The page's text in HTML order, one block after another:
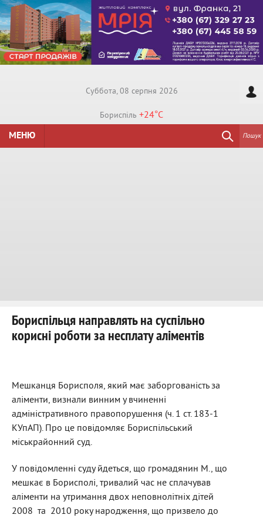
Суббота, 08 серпня 2026
Бориспiль +24°C
МЕНЮ
Пошук
Бориспільця направлять на суспільно
корисні роботи за несплату аліментів
Мешканця Борисполя, який має заборгованість за
аліменти, визнали винним у вчиненні
адміністративного правопорушення (ч. 1 ст. 183-1
КУпАП). Про це повідомляє Бориспільський
міськрайонний суд.
У повідомленні суду йдеться, що громадянин М., що
мешкає в Борисполі, тривалий час не сплачував
аліменти на утримання двох неповнолітніх дітей
2008 та 2010 року народження, що призвело до